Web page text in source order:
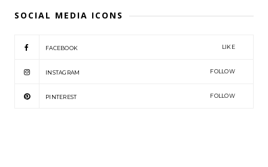
SOCIAL MEDIA ICONS
FACEBOOK LIKE
INSTAGRAM FOLLOW
PINTEREST FOLLOW